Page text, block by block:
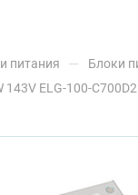
питания — Блоки
ELG-100-C700D2